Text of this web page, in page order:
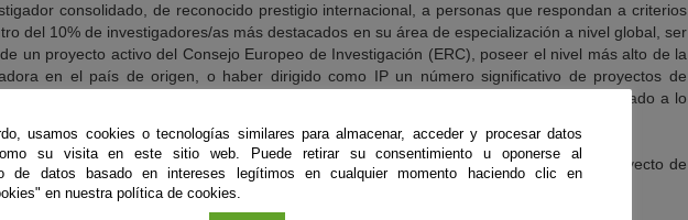
consolidado, de reconocido prestigio internacional, a personas que respondan a criterios
del 10% de investigadores/as más destacados en su área de especialización a nivel global, ser
un proyecto activo del Consejo Europeo de Investigación (ERC), poseer el nivel más alto de la
en el país de origen, o haber dirigido como IP un número significativo de proyectos de
competitivas, ya sean nacionales de cualquier país o internacionales, habiendo realizado a lo
de gran relevancia e impacto en su área de especialización.
la actuación serán el coste de contratación del IP, los costes de ejecución de un proyecto de
establecimiento y/o mejora de instalaciones y equipos.
usamos cookies o tecnologías similares para almacenar, acceder y procesar datos
su visita en este sitio web. Puede retirar su consentimiento u oponerse al
de datos basado en intereses legítimos en cualquier momento haciendo clic en
en nuestra política de cookies.